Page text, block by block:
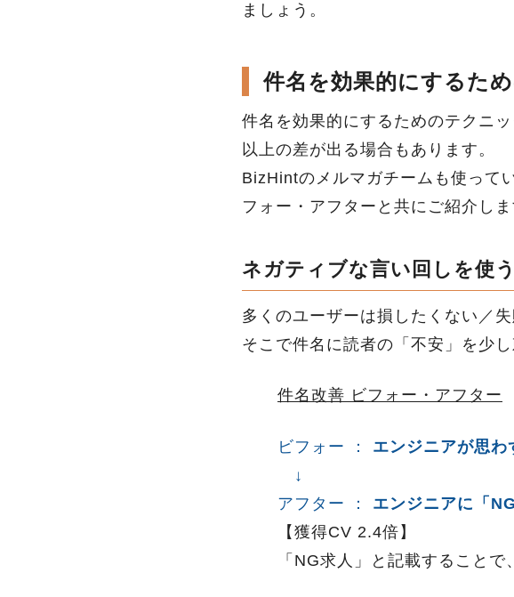
ましょう。
件名を効果的にするた
件名を効果的にするためのテクニ
以上の差が出る場合もあります。
BizHintのメルマガチームも使って
フォー・アフターと共にご紹介しま
ネガティブな言い回しを使う
多くのユーザーは損したくない／
そこで件名に読者の「不安」を少
件名改善 ビフォー・アフター
ビフォー ： エンジニアが思わ
↓
アフター ： エンジニアに「
【獲得CV 2.4倍】
「NG求人」と記載すること